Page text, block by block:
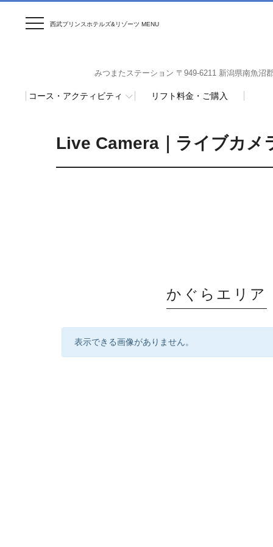
西武プリンスホテルズ&リゾーツ MENU
みつまたステーション 〒949-6211 新潟県南魚
コース・アクティビティ リフト料金・ご購入
Live Camera｜ライブカメ
かぐらエリア